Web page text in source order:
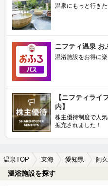
温泉にもっと行き
ニフティ温泉 お
温浴施設をお得に
【ニフティライ
内】
株主優待制度で人
拡充されました！
温泉TOP 東海 愛知県 阿
温浴施設を探す